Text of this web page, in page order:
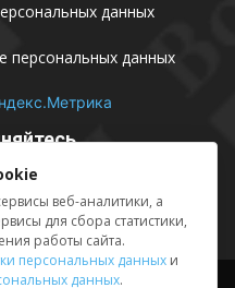
данных
персональных данных
веб-аналитики, а
для сбора статистики,
работы сайта.
персональных данных и
данных.